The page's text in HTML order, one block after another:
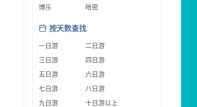
博乐
哈密
按天数查找
一日游
二日游
三日游
四日游
五日游
六日游
七日游
八日游
九日游
十日游以上